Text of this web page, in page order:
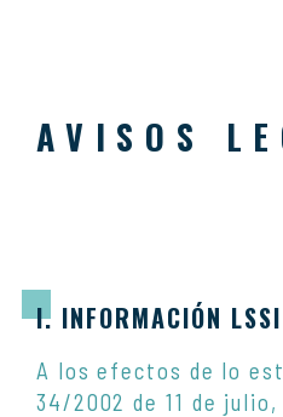
AVISOS
I. INFORMACIÓN LSSI
A los efectos de lo
34/2002 de 11 de